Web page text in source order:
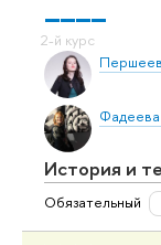
Фадеева
История и
Обязательный